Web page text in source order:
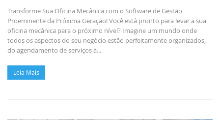
Transforme Sua Oficina Mecânica com o Software de Gestão
Proeminente da Próxima Geração! Você está pronto para levar a sua
oficina mecânica para o próximo nível? Imagine um mundo onde
todos os aspectos do seu negócio estão perfeitamente organizados,
do agendamento de serviços à...
Leia Mais